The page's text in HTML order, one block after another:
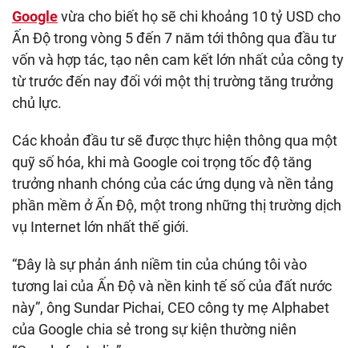
Googlevừa cho biết họ sẽ chi khoảng 10 tỷ USD cho
Ấn Độ trong vòng 5 đến 7 năm tới thông qua đầu tư
vốn và hợp tác, tạo nên cam kết lớn nhất của công ty
từ trước đến nay đối với một thị trường tăng trưởng
chủ lực.
Các khoản đầu tư sẽ được thực hiện thông qua một
quỹ số hóa, khi mà Google coi trọng tốc độ tăng
trưởng nhanh chóng của các ứng dụng và nền tảng
phần mềm ở Ấn Độ, một trong những thị trường dịch
vụ Internet lớn nhất thế giới.
“Đây là sự phản ánh niềm tin của chúng tôi vào
tương lai của Ấn Độ và nền kinh tế số của đất nước
này”, ông Sundar Pichai, CEO công ty mẹ Alphabet
của Google chia sẻ trong sự kiện thường niên